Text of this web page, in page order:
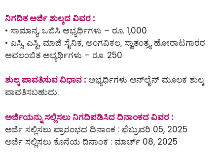
ನಿಗದಿತ ಅರ್ಜಿ ಶುಲ್ಕದ ವಿವರ :
• ಸಾಮಾನ್ಯ, ಒಬಿಸಿ ಅಭ್ಯರ್ಥಿಗಳು – ರೂ. 1,000
• ಎಸ್ಸಿ, ಎಸ್ಟಿ, ಮಾಜಿ ಸೈನಿಕ, ಅಂಗವಿಕಲ, ಸ್ವಾತಂತ್ರ್ಯ ಹೋರಾಟಗಾರರ
ಅವಲಂಬಿತ ಅಭ್ಯರ್ಥಿಗಳು – ರೂ. 250
ಶುಲ್ಕ ಪಾವತಿಸುವ ವಿಧಾನ : ಅಭ್ಯರ್ಥಿಗಳು ಆನ್‌ಲೈನ್‌ ಮೂಲಕ ಶುಲ್ಕ
ಪಾವತಿಸಬಹುದು.
ಅರ್ಜಿಯನ್ನು ಸಲ್ಲಿಸಲು ನಿಗದಿಪಡಿಸಿದ ದಿನಾಂಕದ ವಿವರ :
ಅರ್ಜಿ ಸಲ್ಲಿಸಲು ಪ್ರಾರಂಭದ ದಿನಾಂಕ : ಫೆಬ್ರುವರಿ 05, 2025
ಅರ್ಜಿ ಸಲ್ಲಿಸಲು ಕೊನೆಯ ದಿನಾಂಕ : ಮಾರ್ಚ್ 08, 2025